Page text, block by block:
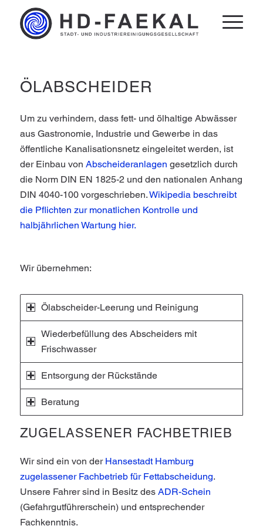
ÖLABSCHEIDER
Um zu verhindern, dass fett- und ölhaltige Abwässer
aus Gastronomie, Industrie und Gewerbe in das
öffentliche Kanalisationsnetz eingeleitet werden, ist
der Einbau von Abscheideranlagen gesetzlich durch
die Norm DIN EN 1825-2 und den nationalen Anhang
DIN 4040-100 vorgeschrieben.Wikipedia beschreibt
die Pflichten zur monatlichen Kontrolle und
halbjährlichen Wartung hier.
Wir übernehmen:
Ölabscheider-Leerung und Reinigung
Wiederbefüllung des Abscheiders mit
Frischwasser
Entsorgung der Rückstände
Beratung
ZUGELASSENER FACHBETRIEB
Wir sind ein von der Hansestadt Hamburg
zugelassener Fachbetrieb für Fettabscheidung.
Unsere Fahrer sind in Besitz des ADR-Schein
(Gefahrgutführerschein) und entsprechender
Fachkenntnis.